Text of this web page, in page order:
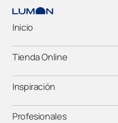
Inicio
Tienda Online
Inspiración
Profesionales